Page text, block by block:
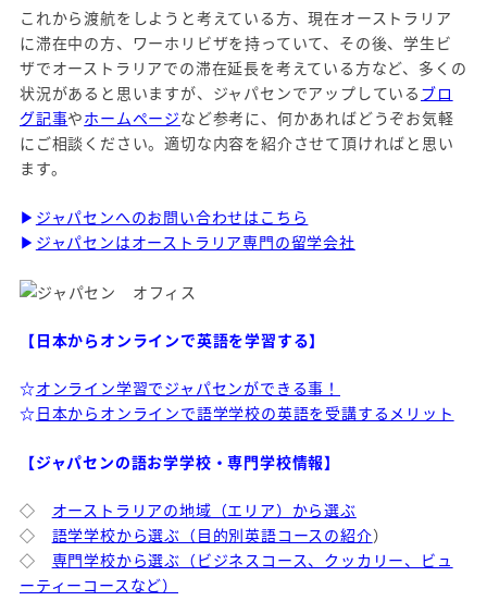
これから渡航をしようと考えている方、現在オーストラリア
に滞在中の方、ワーホリビザを持っていて、その後、学生ビ
ザでオーストラリアでの滞在延長を考えている方など、多くの
状況があると思いますが、ジャパセンでアップしている ブロ
グ記事やホームページなど参考に、何かあればどうぞお気軽
にご相談ください。適切な内容を紹介させて頂ければと思い
ます。
▶ ジャパセンへのお問い合わせはこちら
▶ ジャパセンはオーストラリア専門の留学会社
【日本からオンラインで英語を学習する】
☆オンライン学習でジャパセンができる事！
☆日本からオンラインで語学学校の英語を受講するメリット
【ジャパセンの語お学学校・専門学校情報】
◇ オーストラリアの地域（エリア）から選ぶ
◇ 語学学校から選ぶ（目的別英語コースの紹介）
◇ 専門学校から選ぶ（ビジネスコース、クッカリー、ビュ
ーティーコースなど）